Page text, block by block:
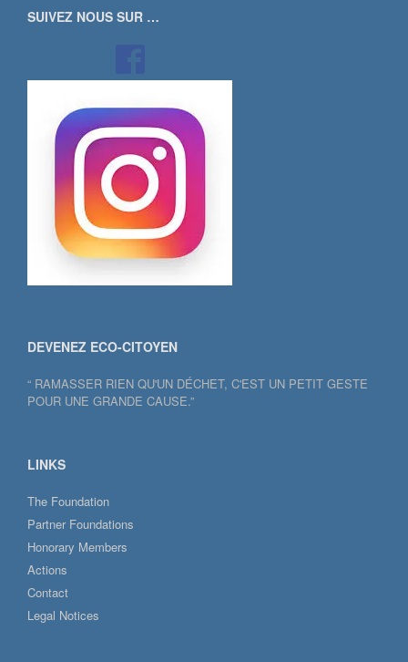
SUIVEZ NOUS SUR …
DEVENEZ ECO-CITOYEN
“ RAMASSER RIEN QU'UN DÉCHET, C'EST UN PETIT GESTE
POUR UNE GRANDE CAUSE.”
LINKS
The Foundation
Partner Foundations
Honorary Members
Actions
Contact
Legal Notices